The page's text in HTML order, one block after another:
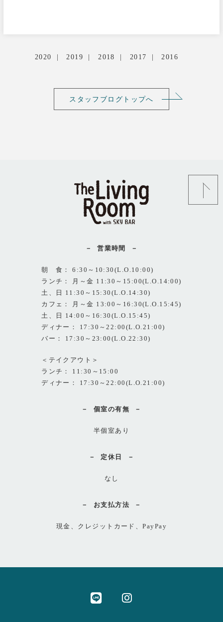
2020 2019 2018 2017 2016
スタッフブログトップへ
営業時間
朝 食： 6:30～10:30(L.O.10:00)
ランチ： 月～金 11:30～15:00(L.O.14:00)
土、日 11:30～15:30(L.O.14:30)
カフェ： 月～金 13:00～16:30(L.O.15:45)
土、日 14:00～16:30(L.O.15:45)
ディナー： 17:30～22:00(L.O.21:00)
バー： 17:30～23:00(L.O.22:30)
＜テイクアウト＞
ランチ： 11:30～15:00
ディナー： 17:30～22:00(L.O.21:00)
個室の有無
半個室あり
定休日
なし
お支払方法
現金、クレジットカード、PayPay